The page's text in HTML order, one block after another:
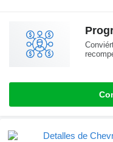
Detalles de